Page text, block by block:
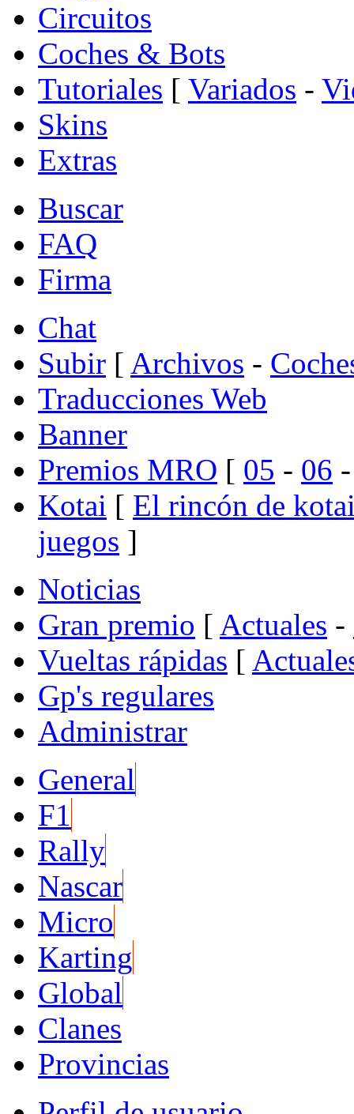
Circuitos
Coches & Bots
Tutoriales [ Variados -
Skins
Extras
Buscar
FAQ
Firma
Chat
Subir [ Archivos -
Traducciones Web
Banner
Premios MRO [ 05 - 06
Kotai [ El rincón de
juegos ]
Noticias
Gran premio [ Actuales -
Vueltas rápidas [
Gp's regulares
Administrar
General
F1
Rally
Nascar
Micro
Karting
Global
Clanes
Provincias